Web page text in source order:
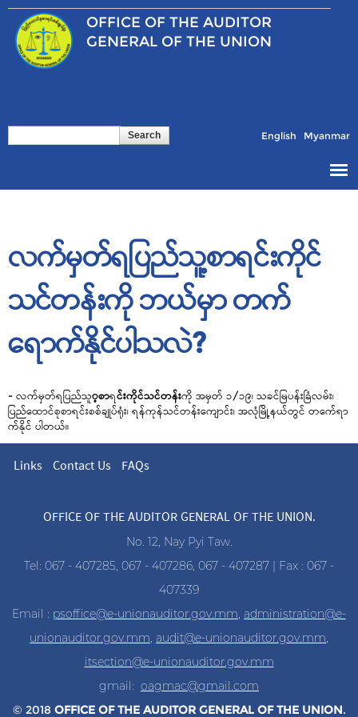
Skip to
main
content
OFFICE OF THE AUDITOR
GENERAL OF THE UNION
Search form English Myanmar
လက်မှတ်ရပြည်သူ့စာရင်းကိုင်
သင်တန်းကို ဘယ်မှာ တက်
ရောက်နိုင်ပါသလဲ?
- လက်မှတ်ရပြည်သူ့စာရင်းကိုင်သင်တန်းကို အမှတ် ၁/၁၉၊ သခင်မြပန်းခြံလမ်း၊
ပြည်ထောင်စုစာရင်းစစ်ချုပ်ရုံး၊ ရန်ကုန်သင်တန်းကျောင်း၊ အလုံမြို့နယ်တွင် တက်ေရ
က်နိုင် ပါတယ်။
Links Contact Us FAQs
OFFICE OF THE AUDITOR GENERAL OF THE UNION.
No. 12, Nay Pyi Taw.
Tel: 067 - 407285, 067 - 407286, 067 - 407287 | Fax : 067 -
407339
Email : psoffice@e-unionauditor.gov.mm administration@e-
unionauditor.gov.mm audit@e-unionauditor.gov.mm
itsection@e-unionauditor.gov.mm
gmail: oagmac@gmail.com
© 2018 OFFICE OF THE AUDITOR GENERAL OF THE UNION.